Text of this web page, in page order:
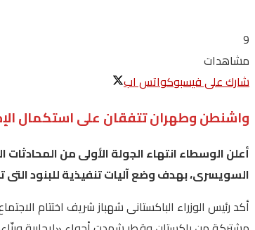
9
مشاهدات
شارك على فيسبوكواتس اب
واشنطن وطهران تتفقان على استكمال
أعلنالوسطاءانتهاءالجولةالأولىمنالمحادثات
السويسرى،بهدفوضعآلياتتنفيذيةللبنودالتى
أكد رئيس الوزراء الباكستانى شهباز شريف اختتام